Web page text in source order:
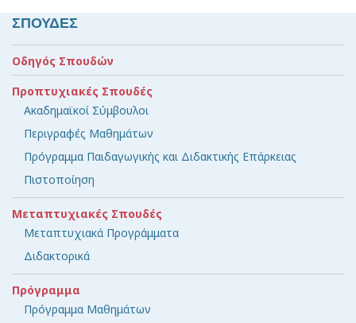
ΣΠΟΥΔΕΣ
Οδηγός Σπουδών
Προπτυχιακές Σπουδές
Ακαδημαϊκοί Σύμβουλοι
Περιγραφές Μαθημάτων
Πρόγραμμα Παιδαγωγικής και Διδακτικής Επάρκειας
Πιστοποίηση
Μεταπτυχιακές Σπουδές
Μεταπτυχιακά Προγράμματα
Διδακτορικά
Πρόγραμμα
Πρόγραμμα Μαθημάτων